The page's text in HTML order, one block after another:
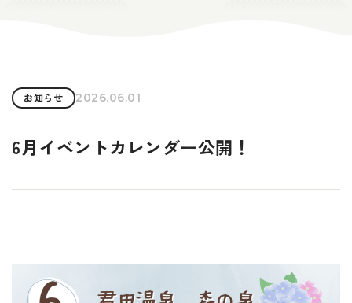
お知らせ 2026.06.01
6月イベントカレンダー公開！